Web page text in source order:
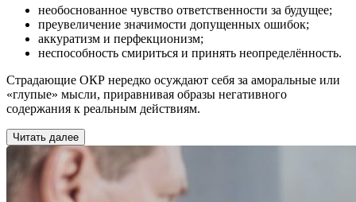
необоснованное чувство ответственности за будущее;
преувеличение значимости допущенных ошибок;
аккуратизм и перфекционизм;
неспособность смириться и принять неопределённость.
Страдающие ОКР нередко осуждают себя за аморальные или
«глупые» мысли, приравнивая образы негативного
содержания к реальным действиям.
Читать далее